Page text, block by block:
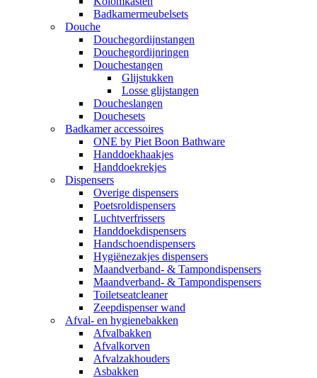
Badkamermeubelsets
Douche
Douchegordijnstangen
Douchegordijnringen
Douchestangen
Glijstukken
Losse glijstangen
Doucheslangen
Douchesets
Badkamer accessoires
ONE by Piet Boon Bathware
Handdoekhaakjes
Handdoekrekjes
Dispensers
Overige dispensers
Poetsroldispensers
Luchtverfrissers
Handdoekdispensers
Handschoendispensers
Hygiënezakjes dispensers
Maandverband- & Tampondispensers
Maandverband- & Tampondispensers
Toiletseatcleaner
Zeepdispenser wand
Afval- en hygienebakken
Afvalbakken
Afvalkorven
Afvalzakhouders
Asbakken